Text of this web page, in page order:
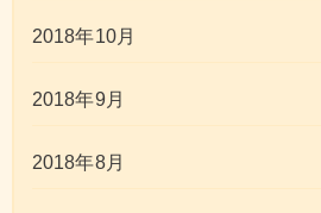
2018年10月
2018年9月
2018年8月